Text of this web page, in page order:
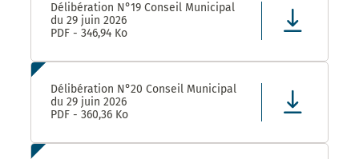
Délibération N°19 Conseil Municipal
du 29 juin 2026
PDF - 346,94 Ko
Délibération N°20 Conseil Municipal
du 29 juin 2026
PDF - 360,36 Ko